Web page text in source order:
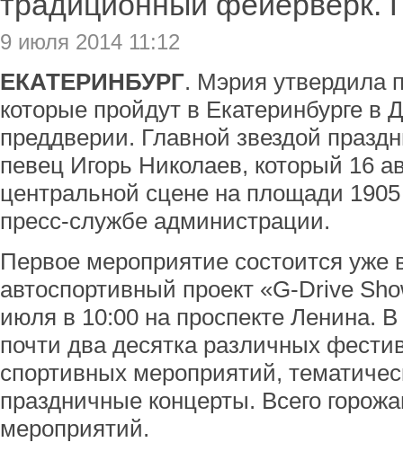
9 июля 2014 11:12
ЕКАТЕРИНБУРГ. Мэрия утвердила
которые пройдут в Екатеринбурге в
преддверии. Главной звездой
певец Игорь Николаев, который 16
центральной сцене на площади
пресс-службе администрации.
Первое мероприятие состоится уже
автоспортивный проект «G-Drive
июля в 10:00 на проспекте Ленина.
почти два десятка различных
спортивных мероприятий,
праздничные концерты. Всего
мероприятий.